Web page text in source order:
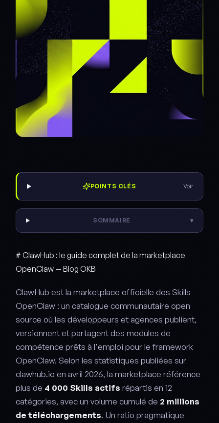
POINTS CLÉS Voir
SOMMAIRE ▾
# ClawHub : le guide complet de la marketplace
OpenClaw — Blog OKB
ClawHub est la marketplace officielle des Skills
OpenClaw : un catalogue communautaire open
source où les développeurs et agences publient,
versionnent et partagent des modules de
compétence prêts à l'emploi pour le framework
OpenClaw. Selon les statistiques publiées sur
clawhub.io en avril 2026, la marketplace référence
plus de 4 000 Skills actifs répartis en 12
catégories, avec un volume cumulé de 2 millions
de téléchargements. Un ratio pragmatique